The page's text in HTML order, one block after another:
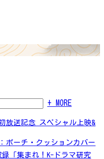
+ MORE
放送記念 スペシャル上映&
ポーチ・クッションカバー
「集まれ！K-ドラマ研究